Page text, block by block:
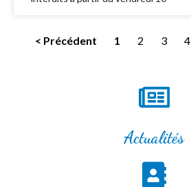
< Précédent 1 2 3 4
Actualités